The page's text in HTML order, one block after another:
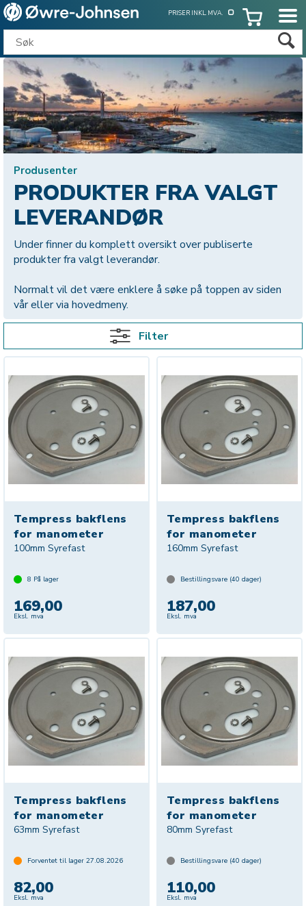
PRISER INKL. MVA.
Produsenter
PRODUKTER FRA VALGT
LEVERANDØR
Under finner du komplett oversikt over publiserte
produkter fra valgt leverandør.
Normalt vil det være enklere å søke på toppen av siden
vår eller via hovedmeny.
Filter
Tempress bakflens
for manometer
100mm Syrefast
8 På lager
169,00
Eksl. mva
Tempress bakflens
for manometer
160mm Syrefast
Bestillingsvare (40 dager)
187,00
Eksl. mva
Tempress bakflens
for manometer
63mm Syrefast
Forventet til lager 27.08.2026
82,00
Eksl. mva
Tempress bakflens
for manometer
80mm Syrefast
Bestillingsvare (40 dager)
110,00
Eksl. mva